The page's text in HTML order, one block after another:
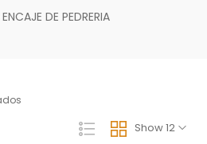
ENCAJE DE PEDRERIA
Show 12